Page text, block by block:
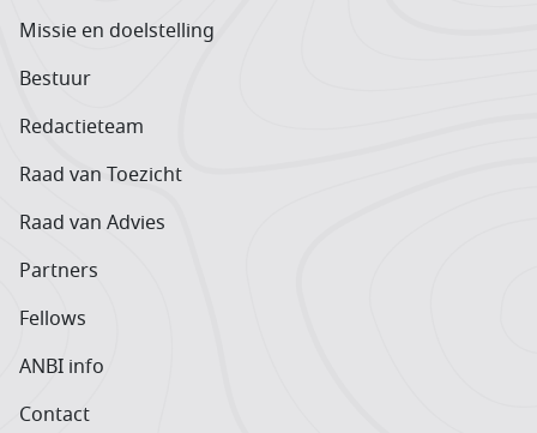
Missie en doelstelling
Bestuur
Redactieteam
Raad van Toezicht
Raad van Advies
Partners
Fellows
ANBI info
Contact